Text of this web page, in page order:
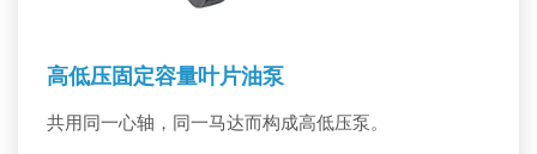
高低压固定容量叶片油泵
共用同一心轴，同一马达而构成高低压泵。